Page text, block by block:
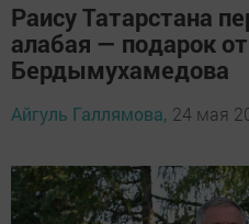
Раису Татарстана
алабая — подарок
Бердымухамедова
Айгуль Галлямова, 24 мая